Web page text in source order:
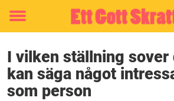
Toggle
I vilken ställning sover
kan säga något
som person